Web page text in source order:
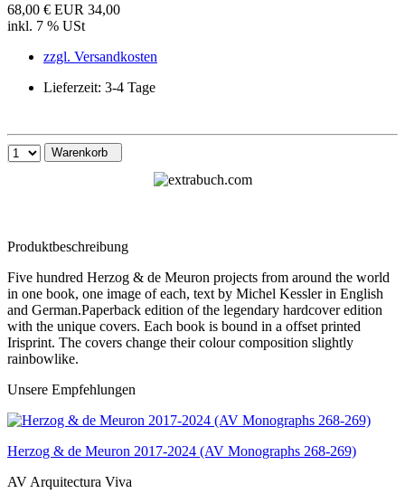
68,00 € EUR 34,00
inkl. 7 % USt
zzgl. Versandkosten
Lieferzeit: 3-4 Tage
Warenkorb
Produktbeschreibung
Five hundred Herzog & de Meuron projects from around the world
in one book, one image of each, text by Michel Kessler in English
and German.Paperback edition of the legendary hardcover edition
with the unique covers. Each book is bound in a offset printed
Irisprint. The covers change their colour composition slightly
rainbowlike.
Unsere Empfehlungen
Herzog & de Meuron 2017-2024 (AV Monographs 268-269)
AV Arquitectura Viva